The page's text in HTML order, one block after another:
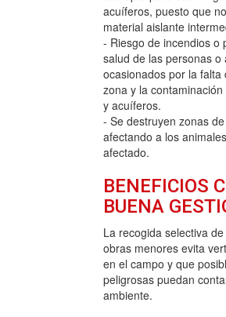
acuíferos, puesto que
material aislante
- Riesgo de incendios o
salud de las personas o
ocasionados por la falta
zona y la
y acuíferos.
- Se destruyen zonas
afectando a los
afectado.
BENEFICIOS
BUENA
La recogida selectiva
obras menores evita
en el campo y que
peligrosas puedan
ambiente.